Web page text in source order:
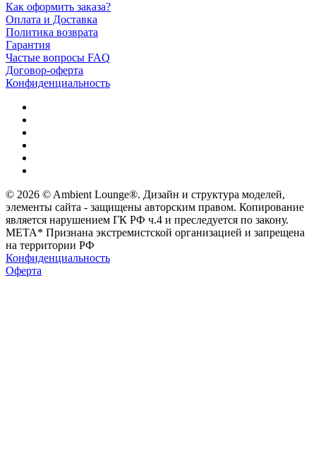
Как оформить заказа?
Оплата и Доставка
Политика возврата
Гарантия
Частые вопросы FAQ
Договор-оферта
Конфиденциальность
© 2026 © Ambient Lounge®. Дизайн и структура моделей,
элементы сайта - защищены авторским правом. Копирование
является нарушением ГК РФ ч.4 и преследуется по закону.
МЕТА* Признана экстремистской организацией и запрещена
на территории РФ
Конфиденциальность
Оферта